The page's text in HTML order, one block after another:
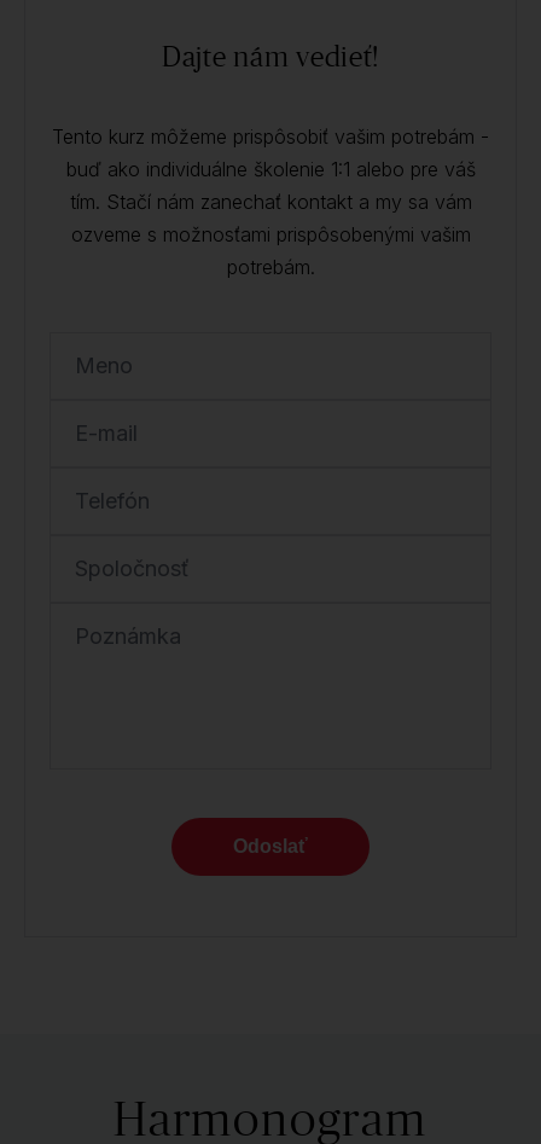
Dajte nám vedieť!
Tento kurz môžeme prispôsobiť vašim potrebám -
buď ako individuálne školenie 1:1 alebo pre váš
tím. Stačí nám zanechať kontakt a my sa vám
ozveme s možnosťami prispôsobenými vašim
potrebám.
Meno
E-mail
Telefón
Spoločnosť
Poznámka
Odoslať
Harmonogram